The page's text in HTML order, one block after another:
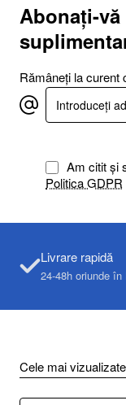
Abonați-
Rămâneți la curent
Introduceți
adresa
de
Am citit și
Politica GDPR
Livrare rapidă
24-48h oriunde în
Cele mai